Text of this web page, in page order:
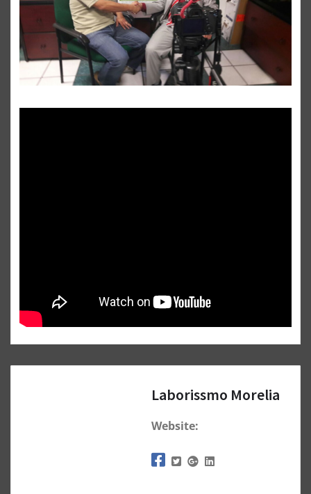
Laborissmo Morelia
Website: